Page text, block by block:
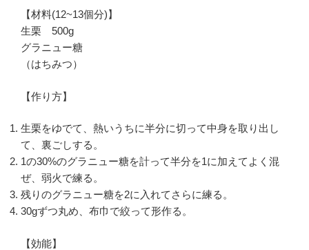
【材料(12~13個分)】
生栗 500g
グラニュー糖
（はちみつ）
【作り方】
生栗をゆでて、熱いうちに半分に切って中身を取り出し
て、裏ごしする。
1の30%のグラニュー糖を計って半分を1に加えてよく混
ぜ、弱火で練る。
残りのグラニュー糖を2に入れてさらに練る。
30gずつ丸め、布巾で絞って形作る。
【効能】